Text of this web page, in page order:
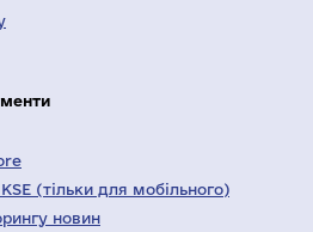
(тільки для мобільного)
новин